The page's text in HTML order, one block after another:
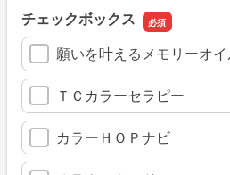
チェックボックス
願いを叶えるメモリーオ
ＴＣカラーセラピー
カラーＨＯＰナビ